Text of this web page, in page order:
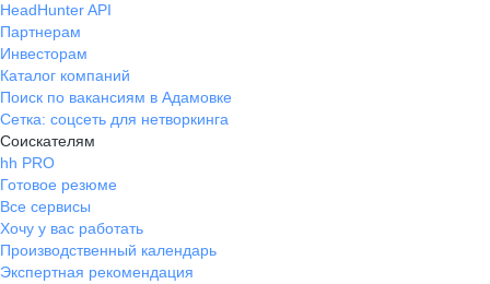
HeadHunter API
Партнерам
Инвесторам
Каталог компаний
Поиск по вакансиям в Адамовке
Сетка: соцсеть для нетворкинга
Соискателям
hh PRO
Готовое резюме
Все сервисы
Хочу у вас работать
Производственный календарь
Экспертная рекомендация